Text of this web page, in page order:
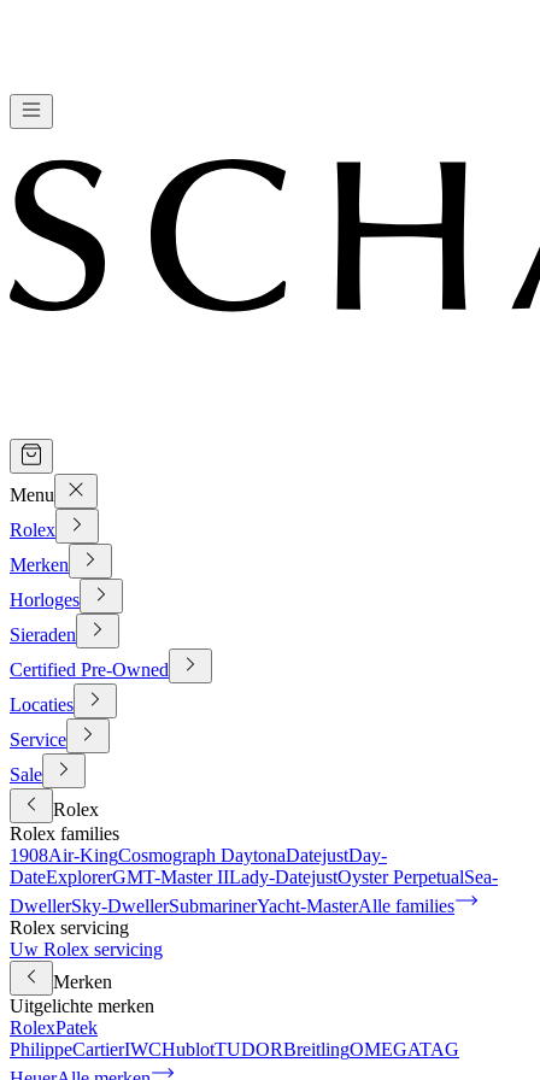
Menu
Rolex
Merken
Horloges
Sieraden
Certified Pre-Owned
Locaties
Service
Sale
Rolex
Rolex families
1908Air-KingCosmograph DaytonaDatejustDay-
DateExplorerGMT-Master IILady-DatejustOyster PerpetualSea-
DwellerSky-DwellerSubmarinerYacht-MasterAlle families
Rolex servicing
Uw Rolex servicing
Merken
Uitgelichte merken
RolexPatek
PhilippeCartierIWCHublotTUDORBreitlingOMEGATAG